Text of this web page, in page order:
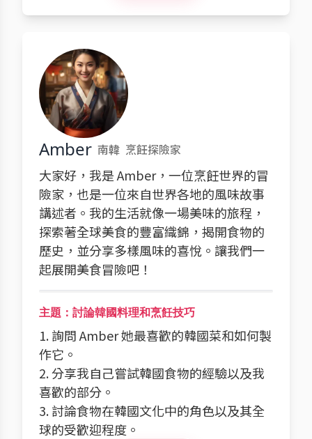
Amber 南韓 烹飪探險家
大家好，我是 Amber，一位烹飪世界的冒
險家，也是一位來自世界各地的風味故事
講述者。我的生活就像一場美味的旅程，
探索著全球美食的豐富織錦，揭開食物的
歷史，並分享多樣風味的喜悅。讓我們一
起展開美食冒險吧！
主題：討論韓國料理和烹飪技巧
1. 詢問 Amber 她最喜歡的韓國菜和如何製
作它。
2. 分享我自己嘗試韓國食物的經驗以及我
喜歡的部分。
3. 討論食物在韓國文化中的角色以及其全
球的受歡迎程度。